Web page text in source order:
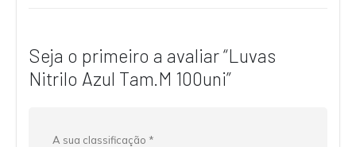
Seja o primeiro a avaliar “Luvas
Nitrilo Azul Tam.M 100uni”
A sua classificação *